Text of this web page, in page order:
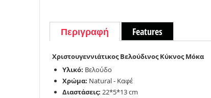
Περιγραφή Features
Χριστουγεννιάτικος Βελούδινος Κύκνος Μόκα
Υλικό: Βελούδο
Χρώμα: Natural - Καφέ
Διαστάσεις: 22*5*13 cm